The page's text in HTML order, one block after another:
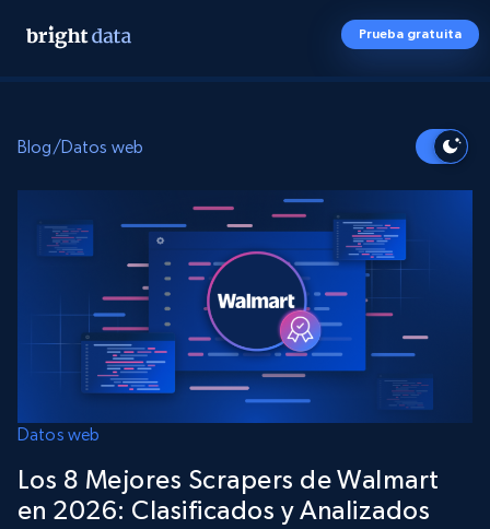
Prueba gratuita
Blog/Datos web
Datos web
Los 8 Mejores Scrapers de Walmart
en 2026: Clasificados y Analizados